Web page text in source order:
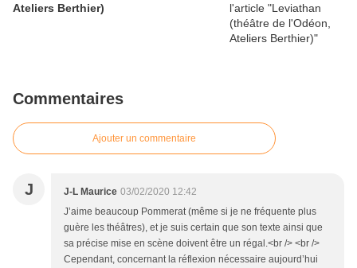
Ateliers Berthier)
Commentaires
Ajouter un commentaire
J J-L Maurice 03/02/2020 12:42
J’aime beaucoup Pommerat (même si je ne fréquente plus
guère les théâtres), et je suis certain que son texte ainsi que
sa précise mise en scène doivent être un régal.<br /> <br />
Cependant, concernant la réflexion nécessaire aujourd’hui